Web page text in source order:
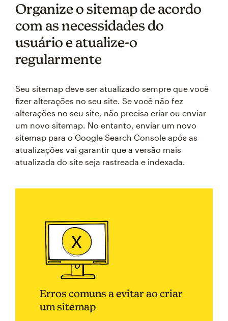
Organize o sitemap de acordo
com as necessidades do
usuário e atualize-o
regularmente
Seu sitemap deve ser atualizado sempre que você
fizer alterações no seu site. Se você não fez
alterações no seu site, não precisa criar ou enviar
um novo sitemap. No entanto, enviar um novo
sitemap para o Google Search Console após as
atualizações vai garantir que a versão mais
atualizada do site seja rastreada e indexada.
Erros comuns a evitar ao criar
um sitemap